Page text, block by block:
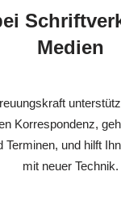
Medien
Korrespondenz,
Terminen, und hilft
mit neuer Technik.